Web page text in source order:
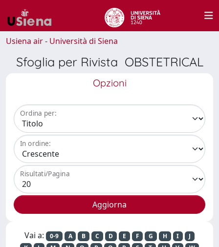
Usiena air - Università di Siena
Sfoglia per Rivista OBSTETRICAL
Opzioni
Ordina per:
In ordine:
Risultati/Pagina
Vai a: 0-9 A B C D E F G H I
J